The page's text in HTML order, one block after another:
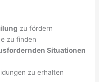
zu fördern
zu finden
Situationen
zu erhalten